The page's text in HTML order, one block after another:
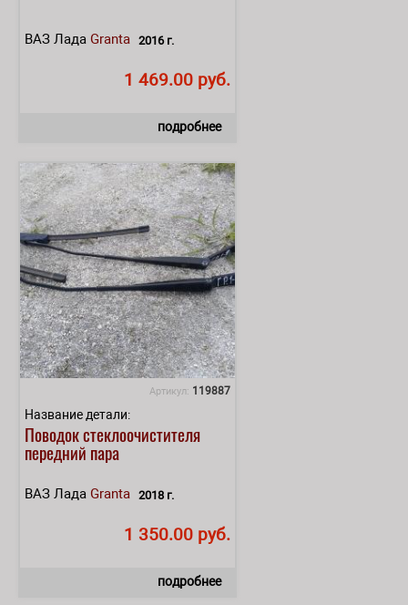
ВАЗ Лада Granta 2016 г.
1 469.00 руб.
подробнее
Артикул: 119887
Название детали:
Поводок стеклоочистителя
передний пара
ВАЗ Лада Granta 2018 г.
1 350.00 руб.
подробнее